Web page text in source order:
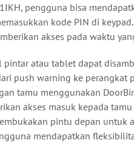
pengguna bisa
kode PIN di
akses pada waktu
pintar atau tablet dapat
push warning ke perangkat
tamu menggunakan
akses masuk kepada
pintu depan untuk
mendapatkan